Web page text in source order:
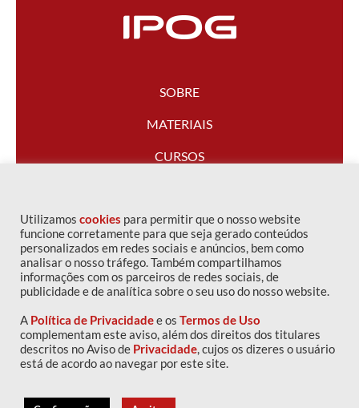
SOBRE
MATERIAIS
CURSOS
FALE CONOSCO
Copyright © 2016 IPOG - Todos os direitos reservados
Política de privacidade
Utilizamos cookies para permitir que o nosso website
funcione corretamente para que seja gerado conteúdos
personalizados em redes sociais e anúncios, bem como
analisar o nosso tráfego. Também compartilhamos
informações com os parceiros de redes sociais, de
publicidade e de analítica sobre o seu uso do nosso website.
A Política de Privacidadee os Termos de Uso
complementam este aviso, além dos direitos dos titulares
descritos no Aviso de Privacidade, cujos os dizeres o usuário
está de acordo ao navegar por este site.